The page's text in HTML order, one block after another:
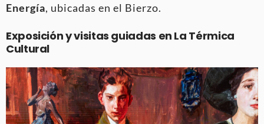
Energía, ubicadas en el Bierzo.
Exposición y visitas guiadas en La Térmica
Cultural